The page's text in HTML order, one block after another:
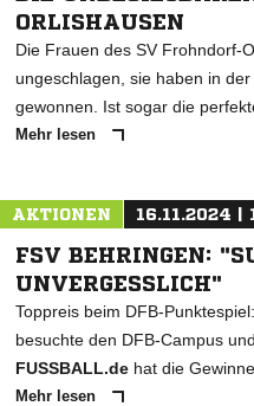
ORLISHAUSEN
Die Frauen des SV Frohndorf-
ungeschlagen, sie haben in
gewonnen. Ist sogar die
Mehr lesen
AKTIONEN 16.11.2024 |
FSV BEHRINGEN:
UNVERGESSLICH"
Toppreis beim DFB-
besuchte den DFB-Campus
FUSSBALL.de hat die
Mehr lesen